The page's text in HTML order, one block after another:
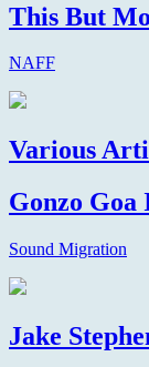
This But
NAFF
Various
Gonzo Goa
Sound Migration
Jake